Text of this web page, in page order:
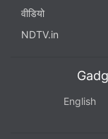
वीडियो
NDTV.in
English